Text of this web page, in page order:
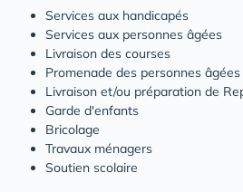
Services aux handicapés
Services aux personnes âgées
Livraison des courses
Promenade des personnes âgées
Livraison et/ou préparation de
Garde d'enfants
Bricolage
Travaux ménagers
Soutien scolaire